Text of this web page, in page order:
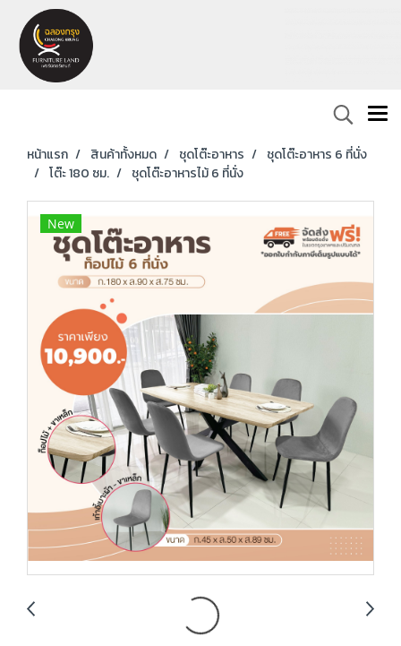
หน้าแรก สินค้าทั้งหมด ชุดโต๊ะอาหาร
ชุดโต๊ะอาหาร 6 ที่นั่ง
โต๊ะ 180 ซม.
ชุดโต๊ะอาหารไม้ 6 ที่นั่ง
New